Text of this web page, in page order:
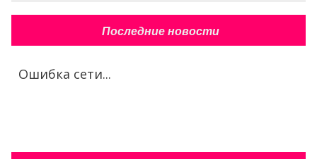
Последние новости
Ошибка сети...